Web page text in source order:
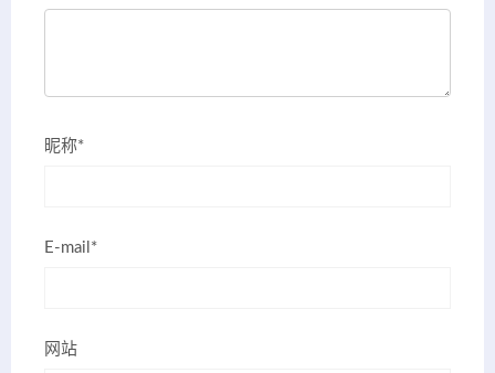
昵称*
E-mail*
网站